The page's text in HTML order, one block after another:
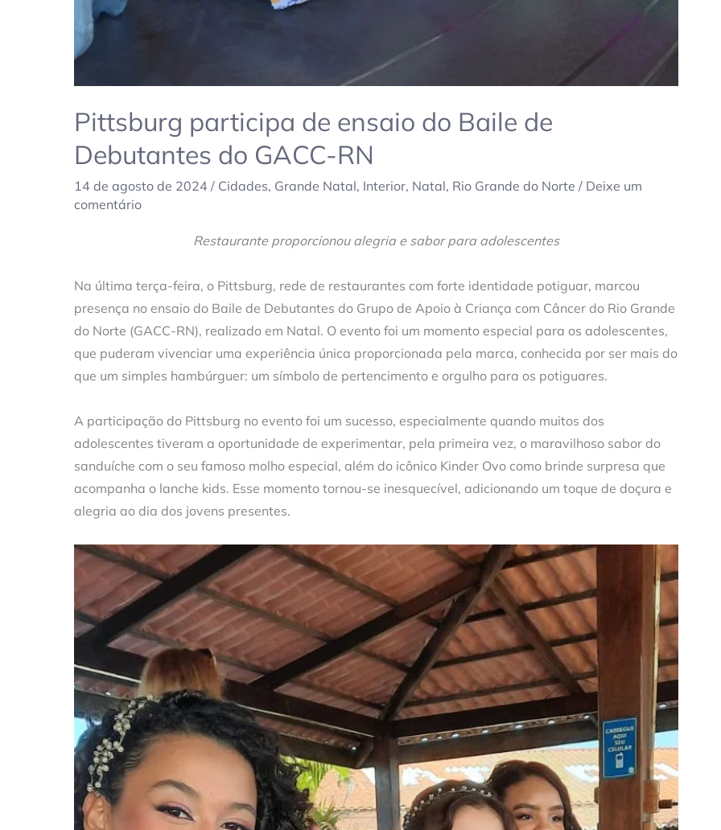
Pittsburg participa de ensaio do Baile de
Debutantes do GACC-RN
14 de agosto de 2024 / Cidades, Grande Natal, Interior, Natal, Rio Grande do Norte / Deixe um
comentário
Restaurante proporcionou alegria e sabor para adolescentes
Na última terça-feira, o Pittsburg, rede de restaurantes com forte identidade potiguar, marcou
presença no ensaio do Baile de Debutantes do Grupo de Apoio à Criança com Câncer do Rio Grande
do Norte (GACC-RN), realizado em Natal. O evento foi um momento especial para os adolescentes,
que puderam vivenciar uma experiência única proporcionada pela marca, conhecida por ser mais do
que um simples hambúrguer: um símbolo de pertencimento e orgulho para os potiguares.
A participação do Pittsburg no evento foi um sucesso, especialmente quando muitos dos
adolescentes tiveram a oportunidade de experimentar, pela primeira vez, o maravilhoso sabor do
sanduíche com o seu famoso molho especial, além do icônico Kinder Ovo como brinde surpresa que
acompanha o lanche kids. Esse momento tornou-se inesquecível, adicionando um toque de doçura e
alegria ao dia dos jovens presentes.